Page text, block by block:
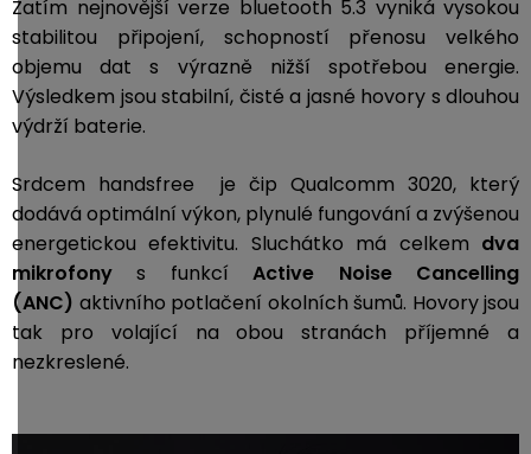
Zatím nejnovější verze bluetooth 5.3 vyniká vysokou
stabilitou připojení, schopností přenosu velkého
objemu dat s výrazně nižší spotřebou energie.
Výsledkem jsou stabilní, čisté a jasné hovory s dlouhou
výdrží baterie.
Srdcem handsfree je čip Qualcomm 3020, který
dodává optimální výkon, plynulé fungování a zvýšenou
energetickou efektivitu. Sluchátko má celkem dva
mikrofony s funkcíActive Noise Cancelling
(ANC) aktivního potlačení okolních šumů. Hovory jsou
tak pro volající na obou stranách příjemné a
nezkreslené.